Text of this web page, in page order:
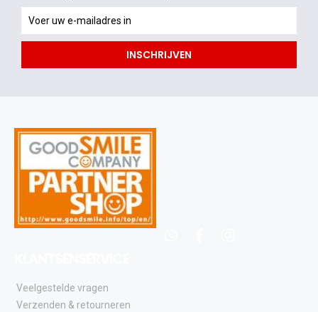
ontvang
als
acties
INSCHRIJVEN
Veelgestelde vragen
Verzenden & retourneren